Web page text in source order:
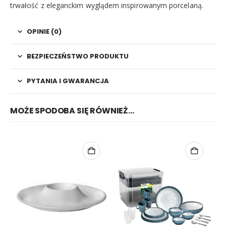
trwałość z eleganckim wyglądem inspirowanym porcelaną.
OPINIE (0)
BEZPIECZEŃSTWO PRODUKTU
PYTANIA I GWARANCJA
MOŻE SPODOBA SIĘ RÓWNIEŻ…